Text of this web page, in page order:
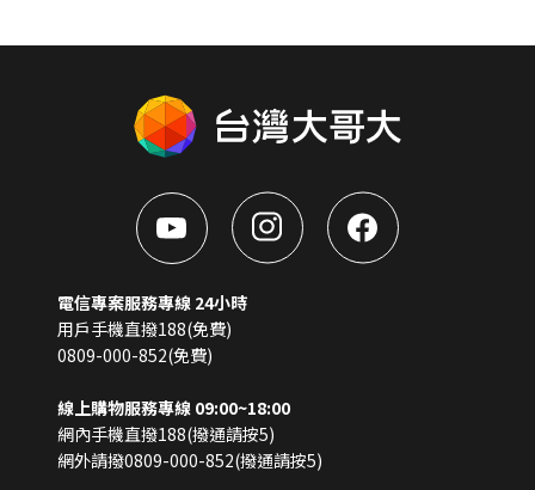
電信專案服務專線 24小時
用戶手機直撥188(免費)
0809-000-852(免費)
線上購物服務專線 09:00~18:00
網內手機直撥188(撥通請按5)
網外請撥0809-000-852(撥通請按5)